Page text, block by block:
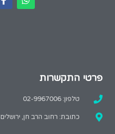
פרטי התקשרות
טלפון: 02-9967006
כתובת: רחוב הרב חן, ירושלים